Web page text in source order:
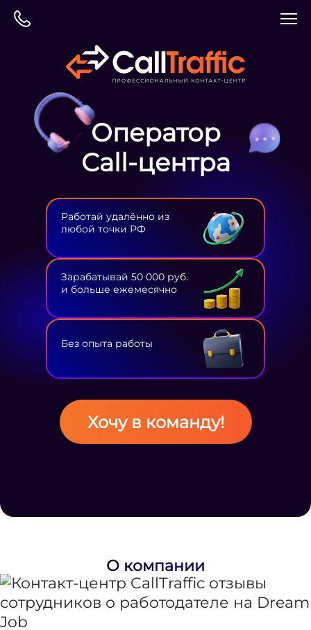
Оператор
Сall-центра
Работай удалённо из
любой точки РФ
Зарабатывай 50 000 руб.
и больше ежемесячно
Без опыта работы
Хочу в команду!
О компании